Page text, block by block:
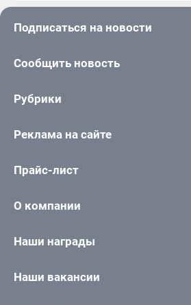
Подписаться на новости
Сообщить новость
Рубрики
Реклама на сайте
Прайс-лист
О компании
Наши награды
Наши вакансии